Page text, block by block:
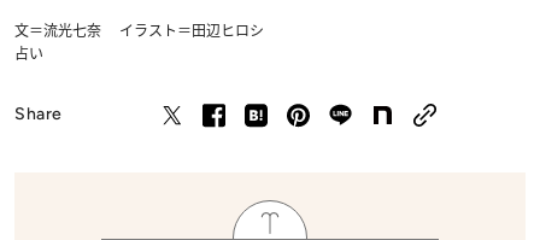
文＝流光七奈 イラスト＝田辺ヒロシ
占い
Share